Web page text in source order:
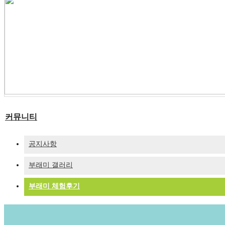
커뮤니티
공지사항
부래미 갤러리
부래미 체험후기